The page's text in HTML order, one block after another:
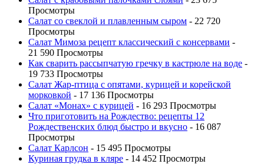
Просмотры
Салат со свеклой и плавленным сыром - 22 720
Просмотры
Салат Мимоза рецепт классический с консервами -
21 590 Просмотры
Как сварить рассыпчатую гречку в кастрюле на воде -
19 733 Просмотры
Салат Жар-птица с опятами, курицей и корейской
морковкой - 17 136 Просмотры
Салат «Монах» с курицей - 16 293 Просмотры
Что приготовить на Рождество: рецепты 12
Рождественских блюд быстро и вкусно - 16 087
Просмотры
Салат Карлсон - 15 495 Просмотры
Куриная грудка в кляре - 14 452 Просмотры